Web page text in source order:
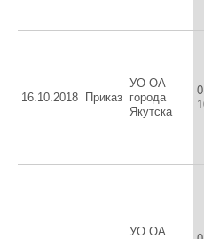
16.10.2018 Приказ
УО ОА
города
Якутска
УО ОА